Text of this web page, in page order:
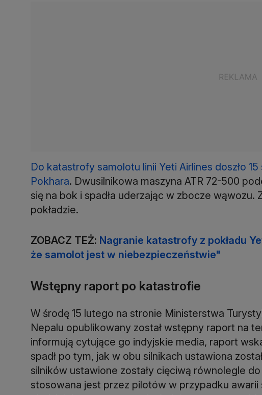
Do katastrofy samolotu linii Yeti Airlines doszło
Pokhara. Dwusilnikowa maszyna ATR 72-500
się na bok i spadła uderzając w zbocze wąwozu.
pokładzie.
ZOBACZ TEŻ: Nagranie katastrofy z pokładu
że samolot jest w niebezpieczeństwie"
Wstępny raport po katastrofie
W środę 15 lutego na stronie Ministerstwa
Nepalu opublikowany został wstępny raport na
informują cytujące go indyjskie media, raport
spadł po tym, jak w obu silnikach ustawiona
silników ustawione zostały cięciwą równolegle
stosowana jest przez pilotów w przypadku awarii